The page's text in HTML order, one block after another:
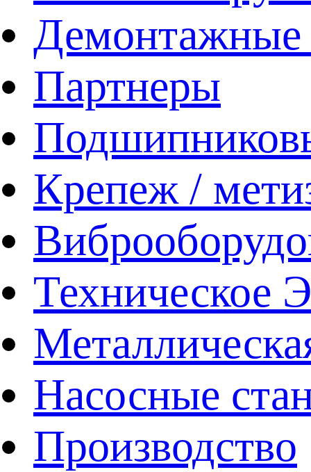
Демонтажные
Партнеры
Крепеж /
Техническое
Насосные
Производство